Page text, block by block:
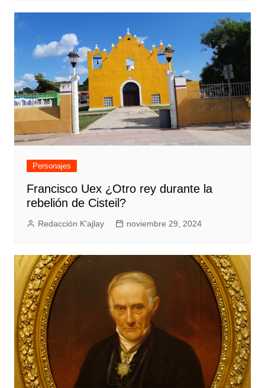
Personajes
Francisco Uex ¿Otro rey durante la
rebelión de Cisteil?
Redacción K'ajlay noviembre 29, 2024